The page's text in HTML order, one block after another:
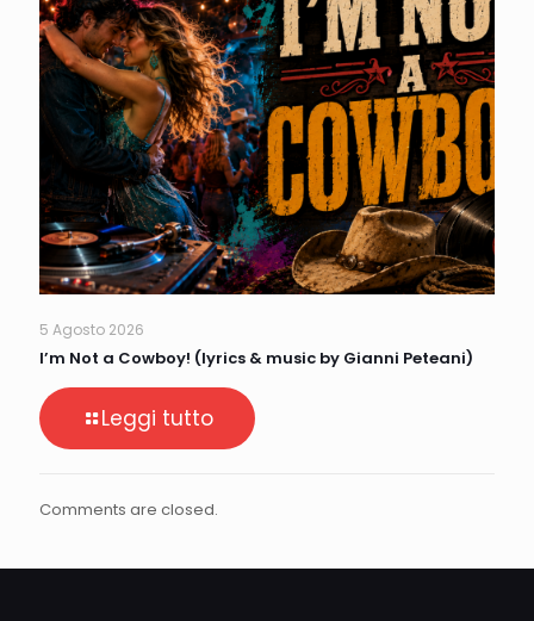
5 Agosto 2026
I’m Not a Cowboy! (lyrics & music by Gianni Peteani)
Leggi tutto
Comments are closed.